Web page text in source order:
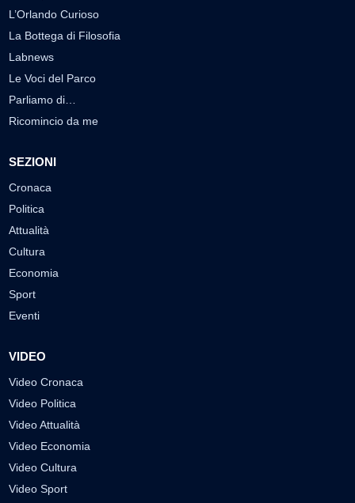
L’Orlando Curioso
La Bottega di Filosofia
Labnews
Le Voci del Parco
Parliamo di…
Ricomincio da me
SEZIONI
Cronaca
Politica
Attualità
Cultura
Economia
Sport
Eventi
VIDEO
Video Cronaca
Video Politica
Video Attualità
Video Economia
Video Cultura
Video Sport